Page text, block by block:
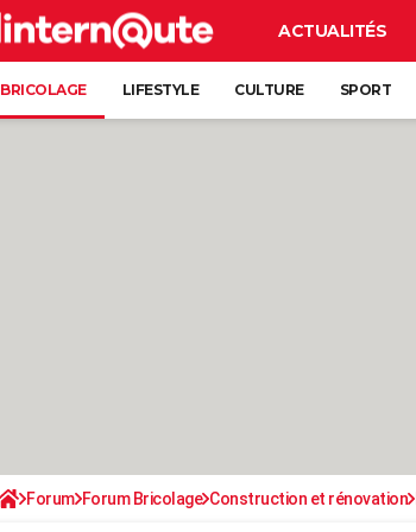
ACTUALITÉS
BRICOLAGE LIFESTYLE CULTURE SPORT
Forum Forum Bricolage Construction et rénovation